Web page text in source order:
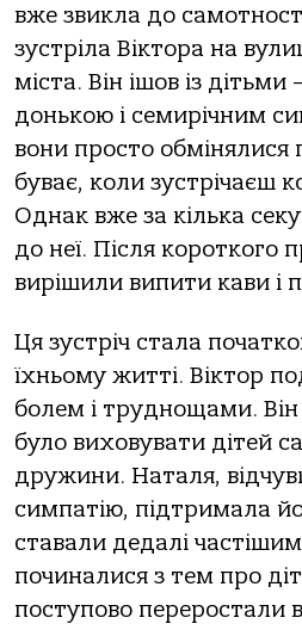
вже звикла до
зустріла Віктора на
міста. Він ішов із
донькою і семирічним
вони просто обмінялися
буває, коли зустрічаєш
Однак вже за кілька
до неї. Після короткого
вирішили випити кави і
Ця зустріч стала
їхньому житті. Віктор
болем і труднощами. Він
було виховувати дітей
дружини. Наталя,
симпатію, підтримала
ставали дедалі
починалися з тем про
поступово переростали